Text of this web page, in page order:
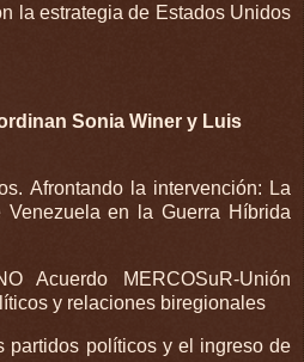
la estrategia de Estados Unidos
Sonia Winer y Luis
Afrontando la intervención: La
en la Guerra Híbrida
Acuerdo MERCOSuR-Unión
y relaciones biregionales
partidos políticos y el ingreso de